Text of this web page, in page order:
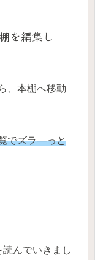
を編集し
、本棚へ移動
でズラ―っと
んでいきまし